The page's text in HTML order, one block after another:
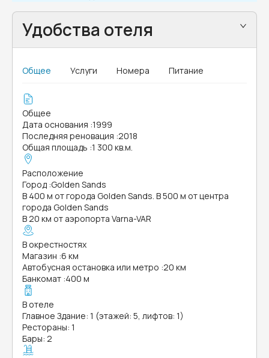
Удобства отеля
Общее Услуги Номера Питание
Общее
Дата основания :1999
Последняя реновация :2018
Общая площадь :1 300 кв.м.
Расположение
Город :Golden Sands
В 400 м от города Golden Sands. В 500 м от центра
города Golden Sands
В 20 км от аэропорта Varna-VAR
В окрестностях
Магазин :6 км
Автобусная остановка или метро :20 км
Банкомат :400 м
В отеле
Главное Здание: 1 (этажей: 5, лифтов: 1)
Рестораны: 1
Бары: 2